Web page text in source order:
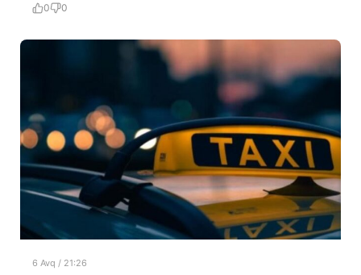
0 0
6 Avq / 21:26